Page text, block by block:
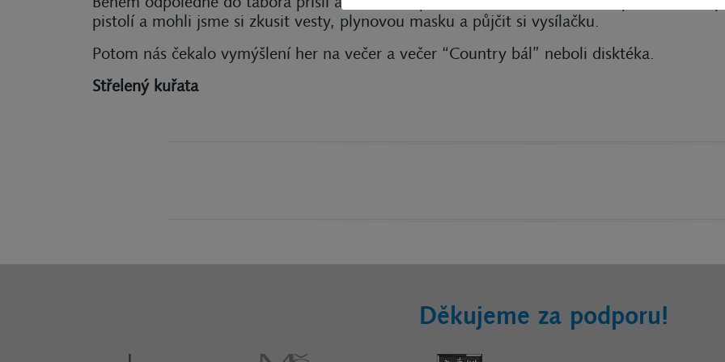
pistolí a mohli jsme si zkusit vesty, plynovou masku a půjčit si vysílačku.
Potom nás čekalo vymýšlení her na večer a večer “Country bál” neboli disktéka.
Střelený kuřata
Děkujeme za podporu!